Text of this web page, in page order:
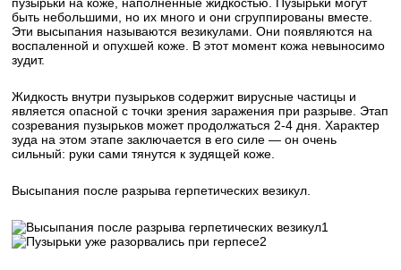
быть небольшими, но их много и они сгруппированы вместе.
Эти высыпания называются везикулами. Они появляются на
воспаленной и опухшей коже. В этот момент кожа невыносимо
зудит.
Жидкость внутри пузырьков содержит вирусные частицы и
является опасной с точки зрения заражения при разрыве. Этап
созревания пузырьков может продолжаться 2-4 дня. Характер
зуда на этом этапе заключается в его силе — он очень
сильный: руки сами тянутся к зудящей коже.
Высыпания после разрыва герпетических везикул.
1
2